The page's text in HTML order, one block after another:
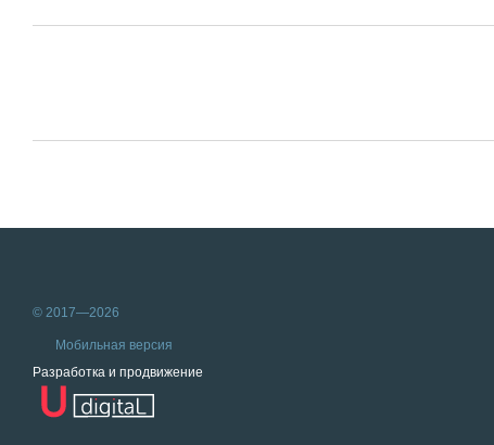
© 2017—2026
Мобильная версия
Разработка и продвижение